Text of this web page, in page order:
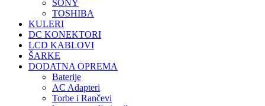
SONY
TOSHIBA
KULERI
DC KONEKTORI
LCD KABLOVI
ŠARKE
DODATNA OPREMA
Baterije
AC Adapteri
Torbe i Rančevi